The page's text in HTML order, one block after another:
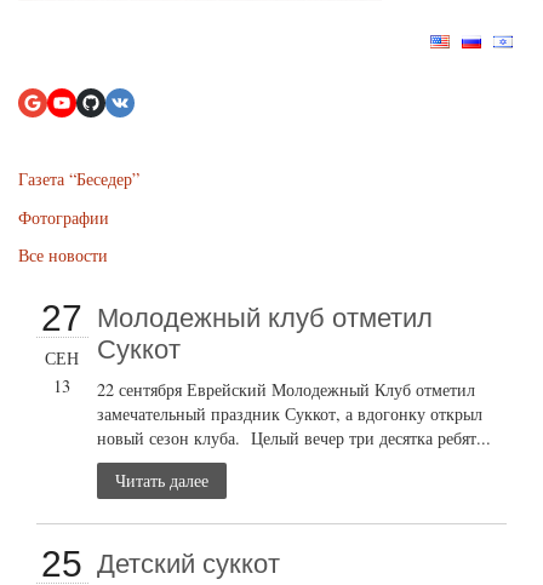
Газета “Беседер”
Фотографии
Все новости
27
СЕН
13
Молодежный клуб отметил
Суккот
22 сентября Еврейский Молодежный Клуб отметил
замечательный праздник Суккот, а вдогонку открыл
новый сезон клуба. Целый вечер три десятка ребят...
Читать далее
25 Детский суккот